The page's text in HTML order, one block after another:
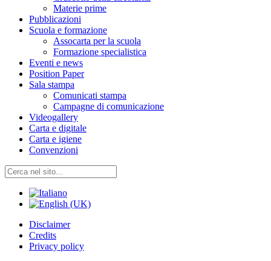
Materie prime
Pubblicazioni
Scuola e formazione
Assocarta per la scuola
Formazione specialistica
Eventi e news
Position Paper
Sala stampa
Comunicati stampa
Campagne di comunicazione
Videogallery
Carta e digitale
Carta e igiene
Convenzioni
Disclaimer
Credits
Privacy policy